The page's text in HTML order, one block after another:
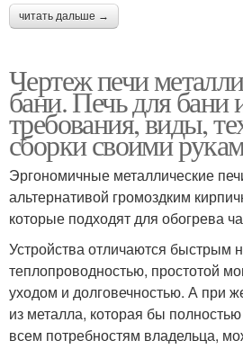
читать дальше →
Чертеж печи
бани. Печь для бани
требования, виды,
сборки своими
Эргономичные металлические
альтернативой громоздким
которые подходят для обогрева
Устройства отличаются быстрым
теплопроводностью, простотой
уходом и долговечностью. А при
из металла, которая бы
всем потребностям владельца,